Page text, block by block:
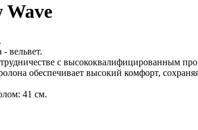
Wave
вельвет.
с высококвалифицированным
обеспечивает высокий комфорт,
41 см.